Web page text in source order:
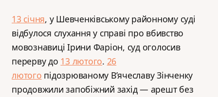
13 січня, у Шевченківському районному суді
відбулося слухання у справі про вбивство
мовознавиці Ірини Фаріон, суд оголосив
перерву до 13 лютого. 26
лютого підозрюваному В’ячеславу Зінченку
продовжили запобіжний захід — арешт без